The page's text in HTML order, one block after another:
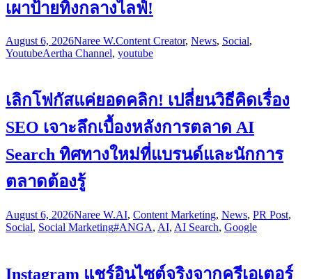
เผาป้ายทิ้งกลางไลฟ์!
August 6, 2026Naree W.Content Creator, News, Social,
YoutubeAertha Channel, youtube
เลิกโฟกัสแค่ยอดคลิก! เปลี่ยนวิธีคิดเรื่อง
SEO เจาะลึกเบื้องหลังการตลาด AI
Search ทิศทางใหม่ที่แบรนด์และนักการ
ตลาดต้องรู้
August 6, 2026Naree W.AI, Content Marketing, News, PR Post,
Social, Social Marketing#ANGA, AI, AI Search, Google
Instagram แชร์อินไซต์จริงจากครีเอเตอร์